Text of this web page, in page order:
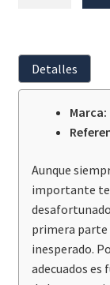
Negro/Neón
cantidad
Detalles
Marca:
Aunque
importante
primera parte
inesperado.
adecuados